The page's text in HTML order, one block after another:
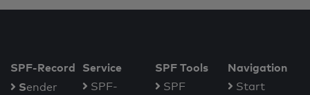
SPF-Record
Sender
Service
SPF-
SPF Tools
SPF
Navigation
Start